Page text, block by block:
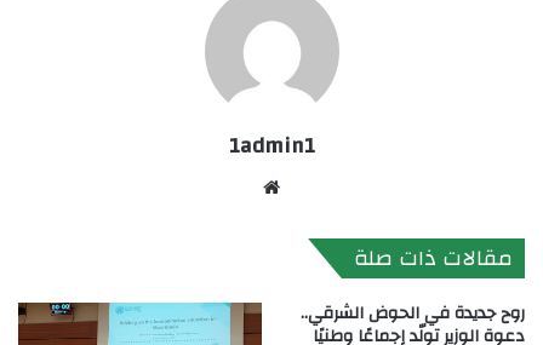
1admin1
مقالات ذات صلة
روح جديدة في الحوض الشرقي..
دعوة الوزير تولّد إجماعًا وطنيًا